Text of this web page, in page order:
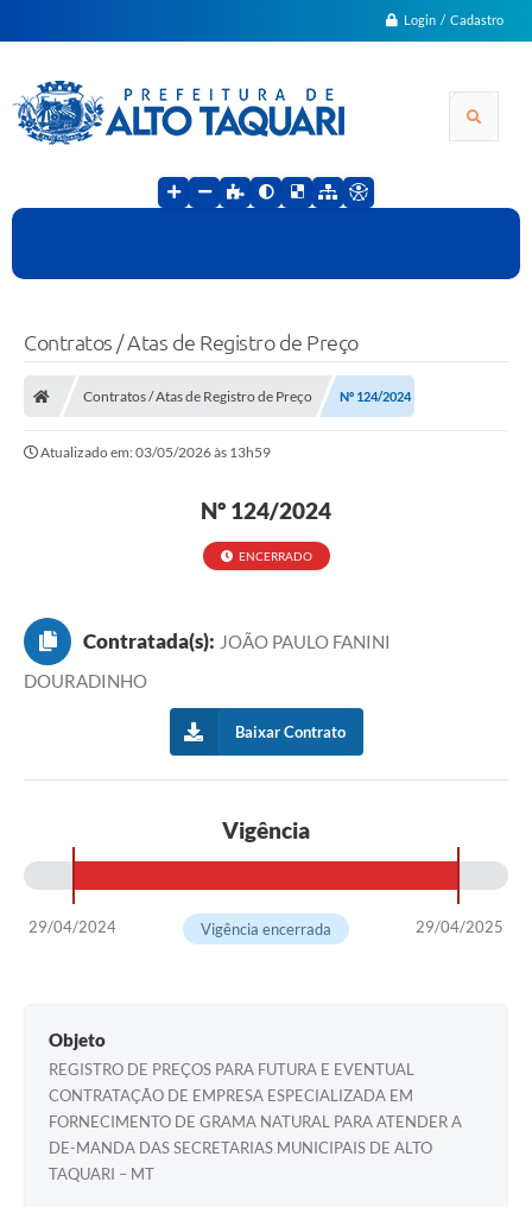
Login / Cadastro
Contratos / Atas de Registro de Preço
Contratos / Atas de Registro de Preço Nº 124/2024
Atualizado em: 03/05/2026 às 13h59
Nº 124/2024
ENCERRADO
Contratada(s): JOÃO PAULO FANINI
DOURADINHO
Baixar Contrato
Vigência
29/04/2024 29/04/2025
Vigência encerrada
Objeto
REGISTRO DE PREÇOS PARA FUTURA E EVENTUAL
CONTRATAÇÃO DE EMPRESA ESPECIALIZADA EM
FORNECIMENTO DE GRAMA NATURAL PARA ATENDER A
DE-MANDA DAS SECRETARIAS MUNICIPAIS DE ALTO
TAQUARI – MT